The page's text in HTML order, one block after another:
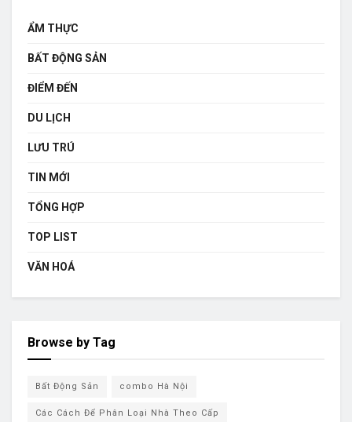
ẨM THỰC
BẤT ĐỘNG SẢN
ĐIỂM ĐẾN
DU LỊCH
LƯU TRÚ
TIN MỚI
TỔNG HỢP
TOP LIST
VĂN HOÁ
Browse by Tag
Bất Động Sản combo Hà Nội
Các Cách Để Phân Loại Nhà Theo Cấp